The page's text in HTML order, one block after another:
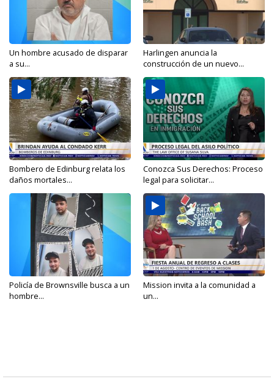
Un hombre acusado de disparar
a su...
Harlingen anuncia la
construcción de un nuevo...
Bombero de Edinburg relata los
daños mortales...
Conozca Sus Derechos: Proceso
legal para solicitar...
Policía de Brownsville busca a un
hombre...
Mission invita a la comunidad a
un...